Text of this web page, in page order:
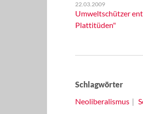
22.03.2009
Umweltschützer
Plattitüden"
Schlagwörter
Neoliberalismus